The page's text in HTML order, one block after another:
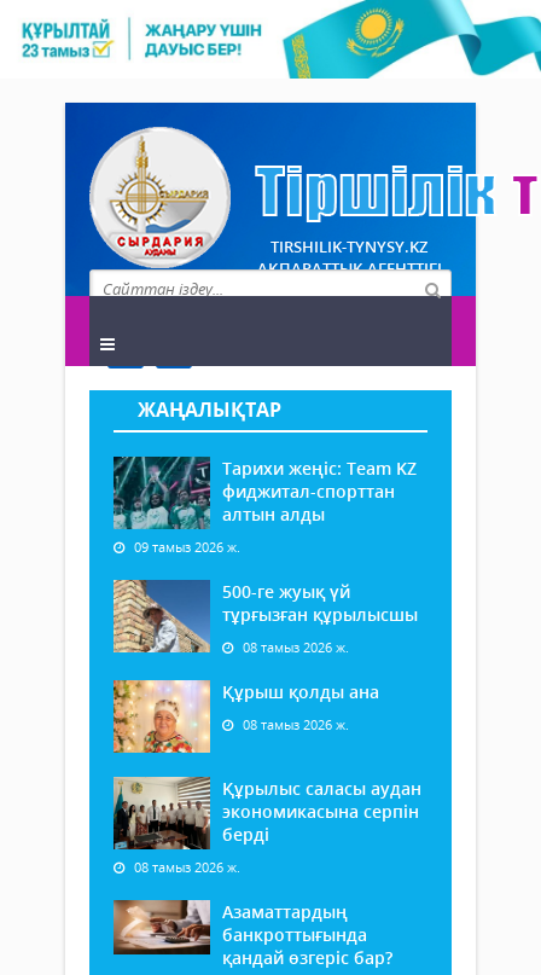
TIRSHILIK-TYNYSY.KZ
АҚПАРАТТЫҚ АГЕНТТІГІ
ЖАҢАЛЫҚТАР
Тарихи жеңіс: Team KZ
фиджитал-спорттан
алтын алды
09 тамыз 2026 ж.
500-ге жуық үй
тұрғызған құрылысшы
08 тамыз 2026 ж.
Құрыш қолды ана
08 тамыз 2026 ж.
Құрылыс саласы аудан
экономикасына серпін
берді
08 тамыз 2026 ж.
Азаматтардың
банкроттығында
қандай өзгеріс бар?